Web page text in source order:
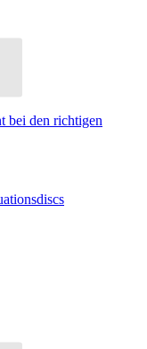
bei den richtigen